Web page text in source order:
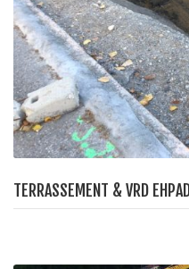
TERRASSEMENT & VRD